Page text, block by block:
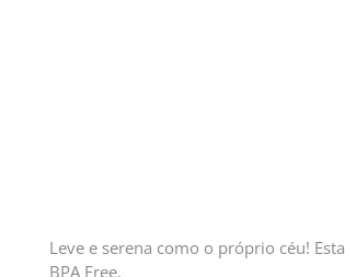
Leve e serena como o próprio céu! Esta
BPA Free.